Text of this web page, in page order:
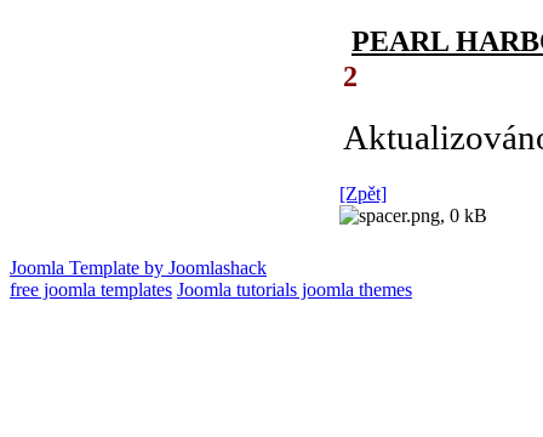
PEARL
2
[Zpět]
Joomla Template by Joomlashack
free joomla templates Joomla tutorials joomla themes